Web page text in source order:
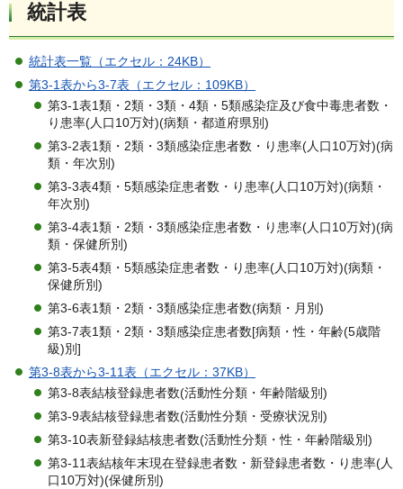
統計表
統計表一覧（エクセル：24KB）
第3-1表から3-7表（エクセル：109KB）
第3-1表1類・2類・3類・4類・5類感染症及び食中毒患者数・
り患率(人口10万対)(病類・都道府県別)
第3-2表1類・2類・3類感染症患者数・り患率(人口10万対)(病
類・年次別)
第3-3表4類・5類感染症患者数・り患率(人口10万対)(病類・
年次別)
第3-4表1類・2類・3類感染症患者数・り患率(人口10万対)(病
類・保健所別)
第3-5表4類・5類感染症患者数・り患率(人口10万対)(病類・
保健所別)
第3-6表1類・2類・3類感染症患者数(病類・月別)
第3-7表1類・2類・3類感染症患者数[病類・性・年齢(5歳階
級)別]
第3-8表から3-11表（エクセル：37KB）
第3-8表結核登録患者数(活動性分類・年齢階級別)
第3-9表結核登録患者数(活動性分類・受療状況別)
第3-10表新登録結核患者数(活動性分類・性・年齢階級別)
第3-11表結核年末現在登録患者数・新登録患者数・り患率(人
口10万対)(保健所別)